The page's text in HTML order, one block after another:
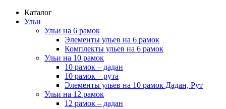
Каталог
Ульи
Ульи на 6 рамок
Элементы ульев на 6 рамок
Комплекты ульев на 6 рамок
Ульи на 10 рамок
10 рамок – дадан
10 рамок – рута
Элементы ульев на 10 рамок Дадан, Рут
Ульи на 12 рамок
12 рамок – дадан